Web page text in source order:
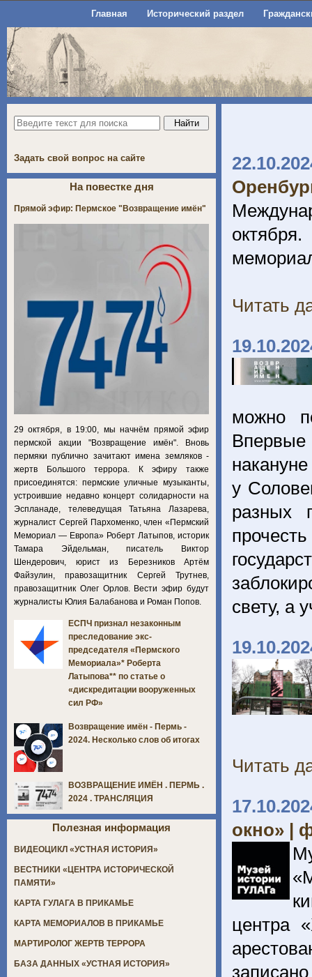
Главная Исторический раздел
Читать
можно
Впервые
у
разных
свету, а
Читать
окно» |
центра
Задать свой вопрос на сайте
На повестке дня
Прямой эфир: Пермское "Возвращение имён"
29 октября, в 19:00, мы начнём прямой эфир
пермской акции "Возвращение имён". Вновь
пермяки публично зачитают имена земляков -
жертв Большого террора. К эфиру также
присоединятся: пермские уличные музыканты,
устроившие недавно концерт солидарности на
Эспланаде, телеведущая Татьяна Лазарева,
журналист Сергей Пархоменко, член «Пермский
Мемориал — Европа» Роберт Латыпов, историк
Тамара Эйдельман, писатель Виктор
Шендерович, юрист из Березников Артём
Файзулин, правозащитник Сергей Трутнев,
правозащитник Олег Орлов. Вести эфир будут
журналисты Юлия Балабанова и Роман Попов.
ЕСПЧ признал незаконным
преследование экс-
председателя «Пермского
Мемориала»* Роберта
Латыпова** по статье о
«дискредитации вооруженных
сил РФ»
Возвращение имён - Пермь -
2024. Несколько слов об итогах
ВОЗВРАЩЕНИЕ ИМЁН . ПЕРМЬ .
2024 . ТРАНСЛЯЦИЯ
Полезная информация
ВИДЕОЦИКЛ «УСТНАЯ ИСТОРИЯ»
ВЕСТНИКИ «ЦЕНТРА ИСТОРИЧЕСКОЙ
ПАМЯТИ»
КАРТА ГУЛАГА В ПРИКАМЬЕ
КАРТА МЕМОРИАЛОВ В ПРИКАМЬЕ
МАРТИРОЛОГ ЖЕРТВ ТЕРРОРА
БАЗА ДАННЫХ «УСТНАЯ ИСТОРИЯ»